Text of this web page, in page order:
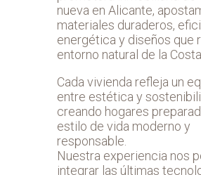
nueva en Alicante,
materiales duraderos,
energética y diseños que
entorno natural de la
Cada vivienda refleja un
entre estética y
creando hogares
estilo de vida moderno y
responsable.
Nuestra experiencia nos
integrar las últimas